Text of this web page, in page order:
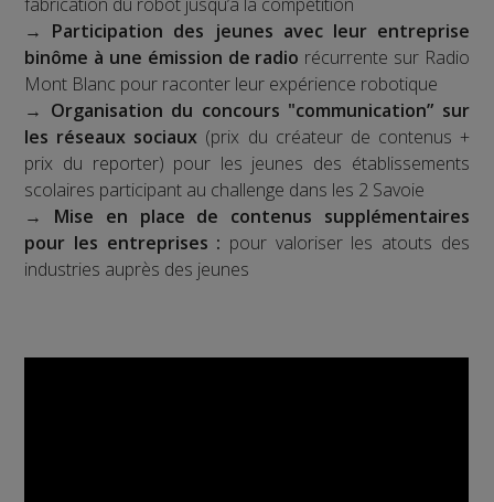
→ Participation des jeunes avec leur entreprise
binôme à une émission de radio récurrente sur Radio
Mont Blanc pour raconter leur expérience robotique
→ Organisation du concours "communication” sur
les réseaux sociaux (prix du créateur de contenus +
prix du reporter) pour les jeunes des établissements
scolaires participant au challenge dans les 2 Savoie
→ Mise en place de contenus supplémentaires
pour les entreprises : pour valoriser les atouts des
industries auprès des jeunes